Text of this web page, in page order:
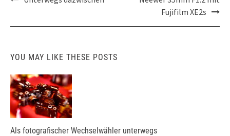
Fujifilm XE2s
YOU MAY LIKE THESE POSTS
Als fotografischer Wechselwähler unterwegs